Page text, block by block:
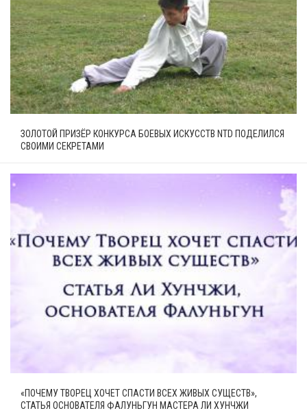
ЗОЛОТОЙ ПРИЗЁР КОНКУРСА БОЕВЫХ ИСКУССТВ NTD ПОДЕЛИЛСЯ
СВОИМИ СЕКРЕТАМИ
«ПОЧЕМУ ТВОРЕЦ ХОЧЕТ СПАСТИ ВСЕХ ЖИВЫХ СУЩЕСТВ»,
СТАТЬЯ ОСНОВАТЕЛЯ ФАЛУНЬГУН МАСТЕРА ЛИ ХУНЧЖИ